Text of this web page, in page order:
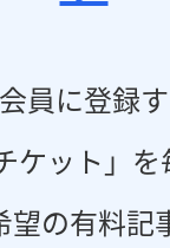
員に登録
ケット」
の有料記